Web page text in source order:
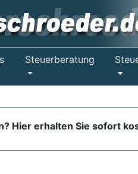
Steuerberatung
Hier erhalten Sie sofort